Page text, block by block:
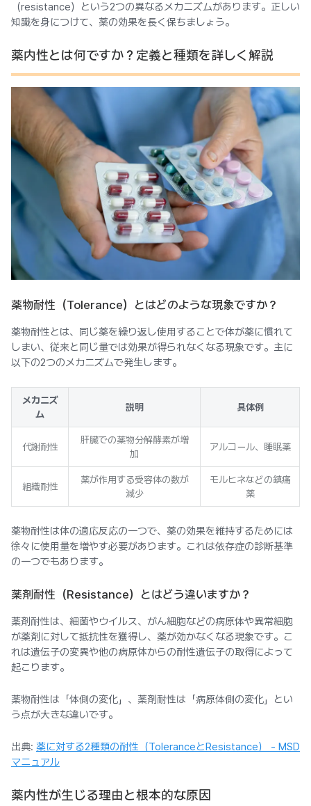
（resistance）という2つの異なるメカニズムがあります。正しい
知識を身につけて、薬の効果を長く保ちましょう。
薬内性とは何ですか？定義と種類を詳しく解説
薬物耐性（Tolerance）とはどのような現象ですか？
薬物耐性とは、同じ薬を繰り返し使用することで体が薬に慣れて
しまい、従来と同じ量では効果が得られなくなる現象です。主に
以下の2つのメカニズムで発生します。
メカニズ
ム
説明 具体例
代謝耐性
肝臓での薬物分解酵素が増
加
アルコール、睡眠薬
組織耐性
薬が作用する受容体の数が
減少
モルヒネなどの鎮痛
薬
薬物耐性は体の適応反応の一つで、薬の効果を維持するためには
徐々に使用量を増やす必要があります。これは依存症の診断基準
の一つでもあります。
薬剤耐性（Resistance）とはどう違いますか？
薬剤耐性は、細菌やウイルス、がん細胞などの病原体や異常細胞
が薬剤に対して抵抗性を獲得し、薬が効かなくなる現象です。こ
れは遺伝子の変異や他の病原体からの耐性遺伝子の取得によって
起こります。
薬物耐性は「体側の変化」、薬剤耐性は「病原体側の変化」とい
う点が大きな違いです。
出典: 薬に対する2種類の耐性（ToleranceとResistance） - MSD
マニュアル
薬内性が生じる理由と根本的な原因